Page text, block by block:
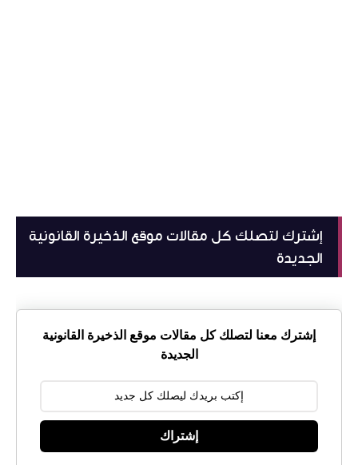
إشترك لتصلك كل مقالات موقع الذخيرة القانونية
الجديدة
إشترك معنا لتصلك كل مقالات موقع الذخيرة القانونية
الجديدة
إشتراك